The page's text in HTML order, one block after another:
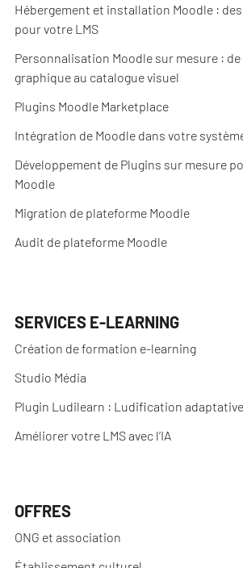
Hébergement et installation Moodle :
pour votre LMS
Personnalisation Moodle sur mesure :
graphique au catalogue visuel
Plugins Moodle Marketplace
Intégration de Moodle dans votre
Développement de Plugins sur mesure
Moodle
Migration de plateforme Moodle
Audit de plateforme Moodle
SERVICES E-LEARNING
Création de formation e-learning
Studio Média
Plugin Ludilearn : Ludification
Améliorer votre LMS avec l’IA
OFFRES
ONG et association